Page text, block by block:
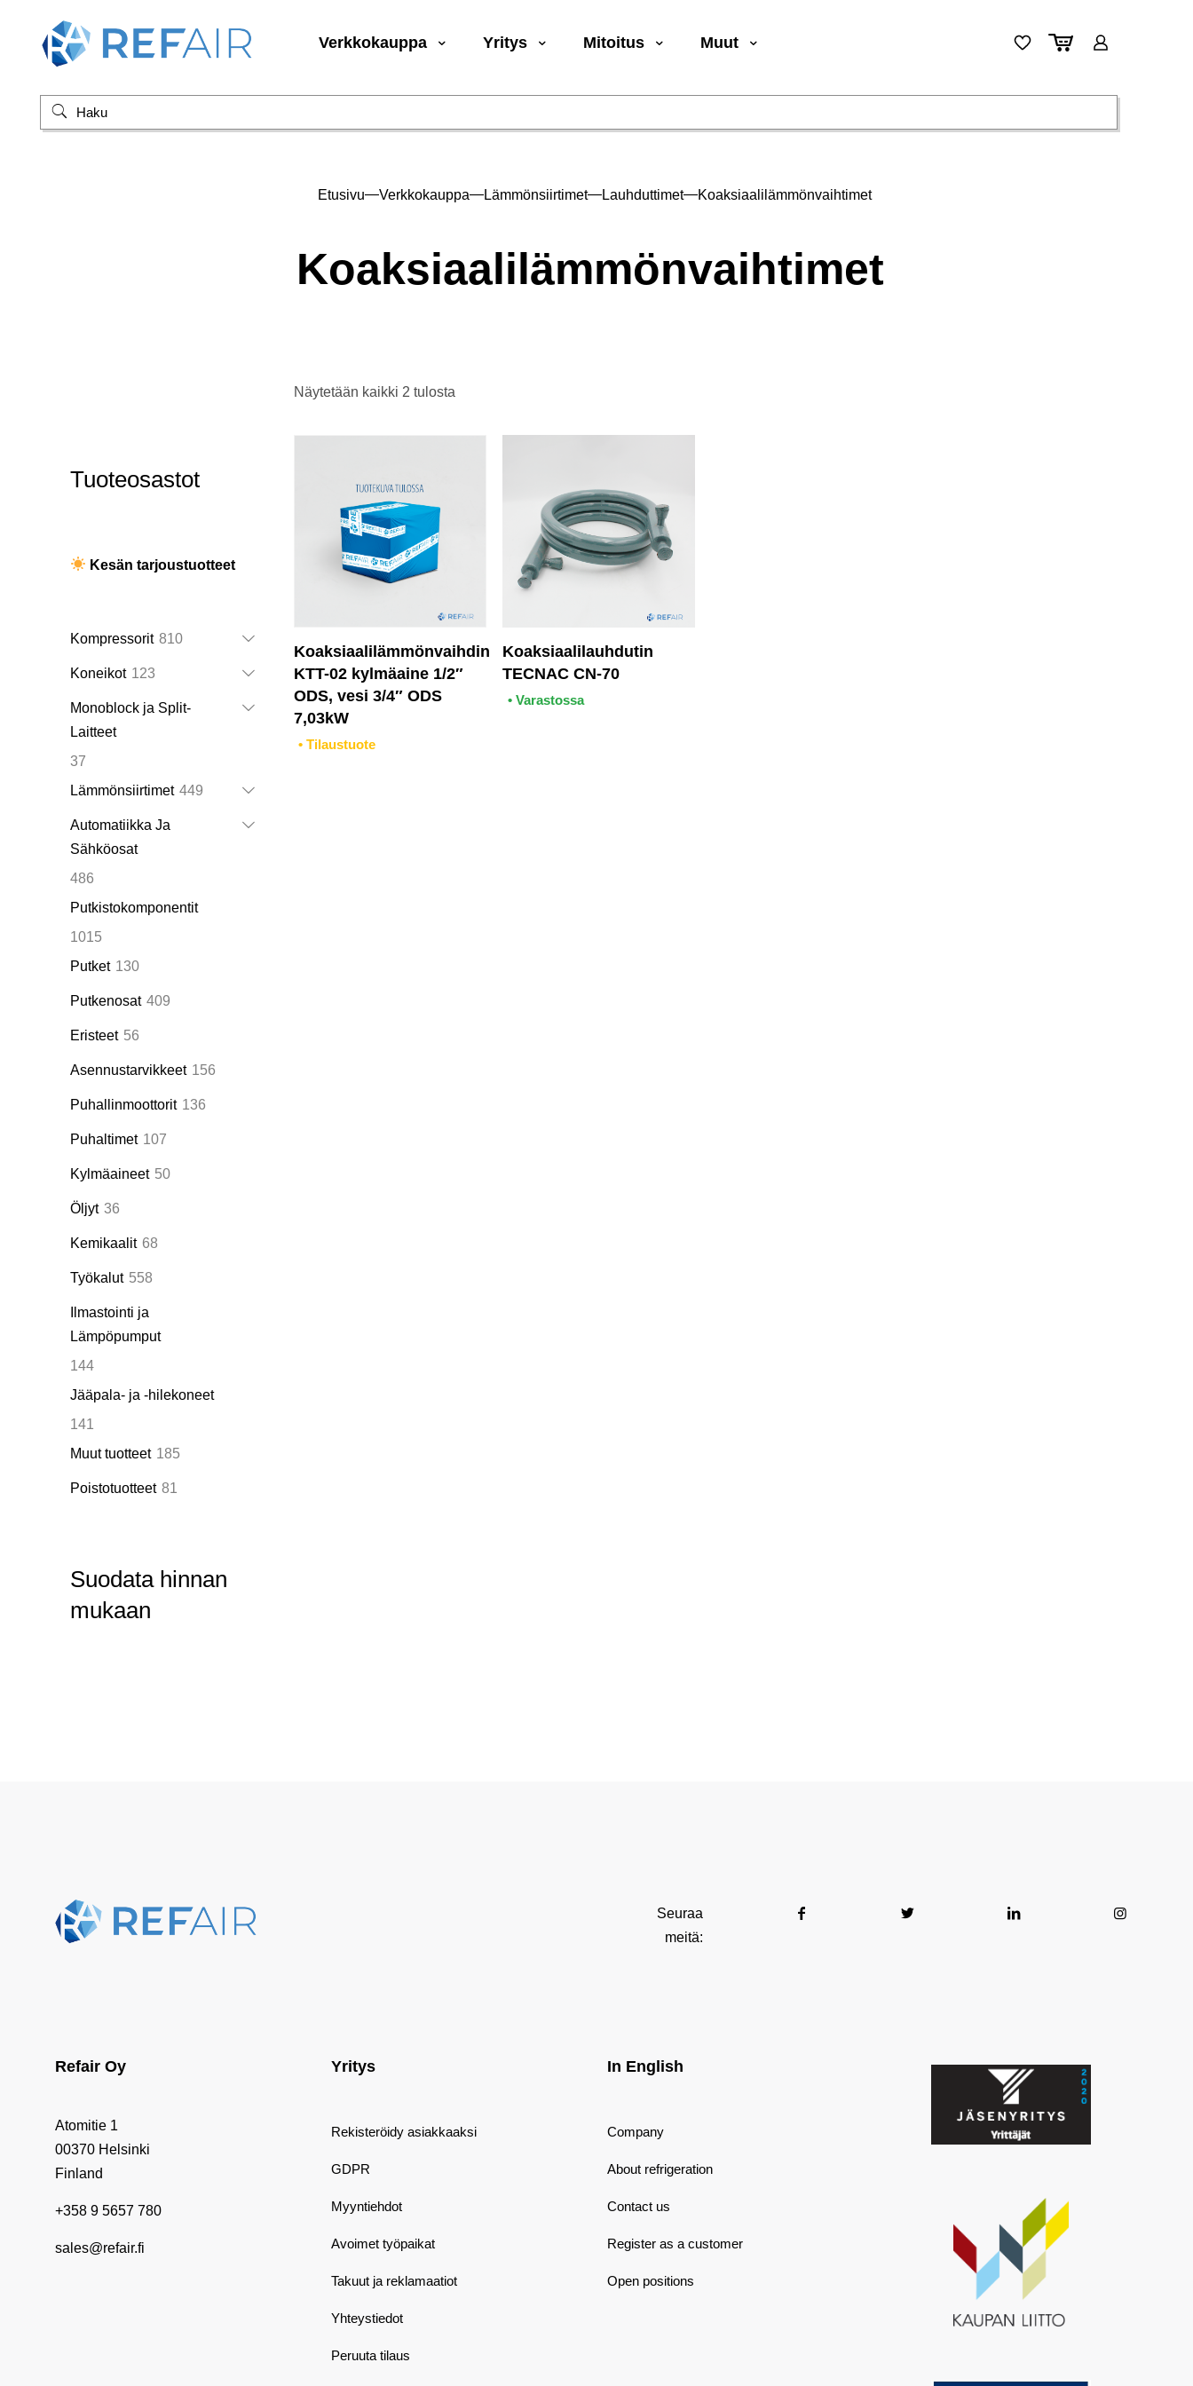
Verkkokauppa Yritys Mitoitus Muut
Etusivu—Verkkokauppa—Lämmönsiirtimet—Lauhduttimet—Koaksiaalilämmönvaihtimet
Koaksiaalilämmönvaihtimet
Tuoteosastot
Kesän tarjoustuotteet
Kompressorit 810810
Koneikot 123
Monoblock ja Split-
Laitteet
37
tuotetta
Lämmönsiirtimet 449
Automatiikka Ja
Sähköosat
486
tuotetta
Putkistokomponentit
1015
tuotetta
Putket 130130
Putkenosat 409
Eristeet 56
Asennustarvikkeet 156
Puhallinmoottorit 136
Puhaltimet 107
Kylmäaineet 5050
Öljyt 36
Kemikaalit 68
Työkalut 558
Ilmastointi ja
Lämpöpumput
144144
tuotetta
Jääpala- ja -hilekoneet
141
tuotetta
Muut tuotteet 185
Poistotuotteet 81
Suodata hinnan
mukaan
Näytetään kaikki 2 tulostaSuosituimmat
Koaksiaalilämmönvaihdin
KTT-02 kylmäaine 1/2″
ODS, vesi 3/4″ ODS
7,03kW
• Tilaustuote
Koaksiaalilauhdutin
TECNAC CN-70
• Varastossa
Seuraa
meitä:
Refair Oy
Atomitie 1
00370 Helsinki
Finland
+358 9 5657 780
sales@refair.fi
Yritys
Rekisteröidy asiakkaaksi
GDPR
Myyntiehdot
Avoimet työpaikat
Takuut ja reklamaatiot
Yhteystiedot
Peruuta tilaus
In English
Company
About refrigeration
Contact us
Register as a customer
Open positions